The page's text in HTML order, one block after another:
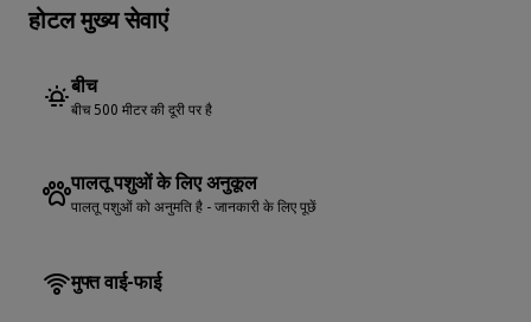
होटल मुख्य सेवाएं
बीच
बीच 500 मीटर की दूरी पर है
पालतू पशुओं के लिए अनुकूल
पालतू पशुओं को अनुमति है - जानकारी के लिए पूछें
मुफ्त वाई-फाई